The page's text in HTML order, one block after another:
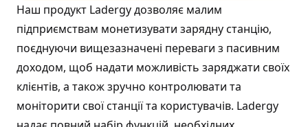
Наш продукт Ladergy дозволяє малим
підприємствам монетизувати зарядну станцію,
поєднуючи вищезазначені переваги з пасивним
доходом, щоб надати можливість заряджати своїх
клієнтів, а також зручно контролювати та
моніторити свої станції та користувачів. Ladergy